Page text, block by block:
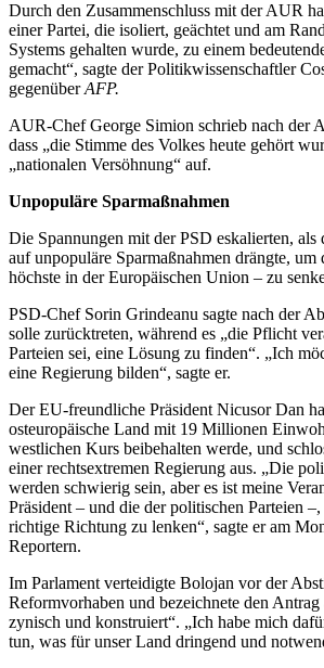
Durch den Zusammenschluss mit der AUR
einer Partei, die isoliert, geächtet und am
Systems gehalten wurde, zu einem
gemacht“, sagte der Politikwissenschaftler
gegenüberAFP.
AUR-Chef George Simion schrieb nach der
dass „die Stimme des Volkes heute gehört
„nationalen Versöhnung“ auf.
Unpopuläre Sparmaßnahmen
Die Spannungen mit der PSD eskalierten,
auf unpopuläre Sparmaßnahmen drängte, um
höchste in der Europäischen Union – zu
PSD-Chef Sorin Grindeanu sagte nach der
solle zurücktreten, während es „die Pflicht
Parteien sei, eine Lösung zu finden“. „Ich
eine Regierung bilden“, sagte er.
Der EU-freundliche Präsident Nicusor Dan
osteuropäische Land mit 19 Millionen
westlichen Kurs beibehalten werde, und
einer rechtsextremen Regierung aus. „Die
werden schwierig sein, aber es ist meine
Präsident – und die der politischen Parteien
richtige Richtung zu lenken“, sagte er am
Reportern.
Im Parlament verteidigte Bolojan vor der
Reformvorhaben und bezeichnete den Antrag
zynisch und konstruiert“. „Ich habe mich
tun, was für unser Land dringend und